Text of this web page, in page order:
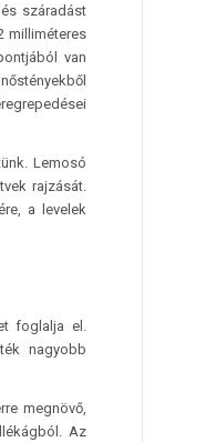
száradást
milliméteres
van
Lemosó
rajzását.
a levelek
foglalja el.
nagyobb
megnövő,
Az